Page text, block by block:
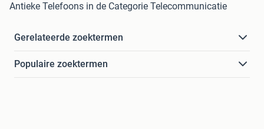
Antieke Telefoons in de Categorie Telecommunicatie
Gerelateerde zoektermen
Populaire zoektermen